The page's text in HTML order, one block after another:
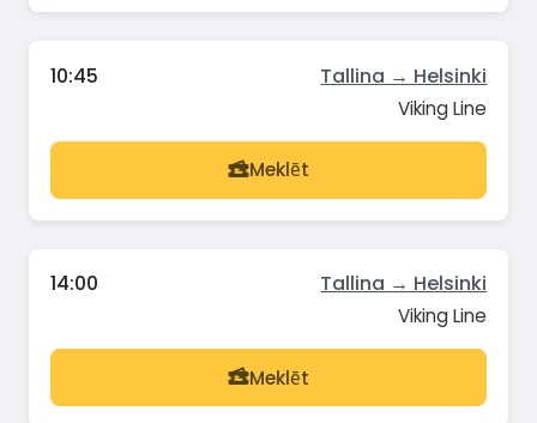
10:45 Tallina → Helsinki
Viking Line
Meklēt
14:00 Tallina → Helsinki
Viking Line
Meklēt